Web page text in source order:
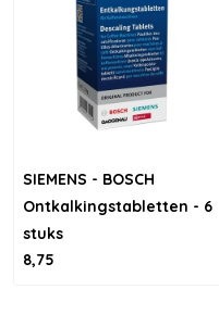
SIEMENS - BOSCH
Ontkalkingstabletten - 6
stuks
8,75